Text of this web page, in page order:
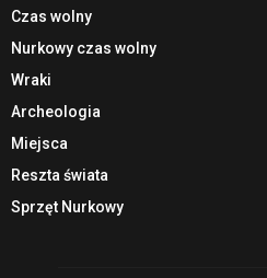
Czas wolny
Nurkowy czas wolny
Wraki
Archeologia
Miejsca
Reszta świata
Sprzęt Nurkowy